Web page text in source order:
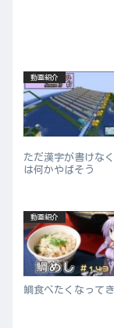
動画紹介
ただ漢字が書けな
は何かやばそう
動画紹介
鯛食べたくなって